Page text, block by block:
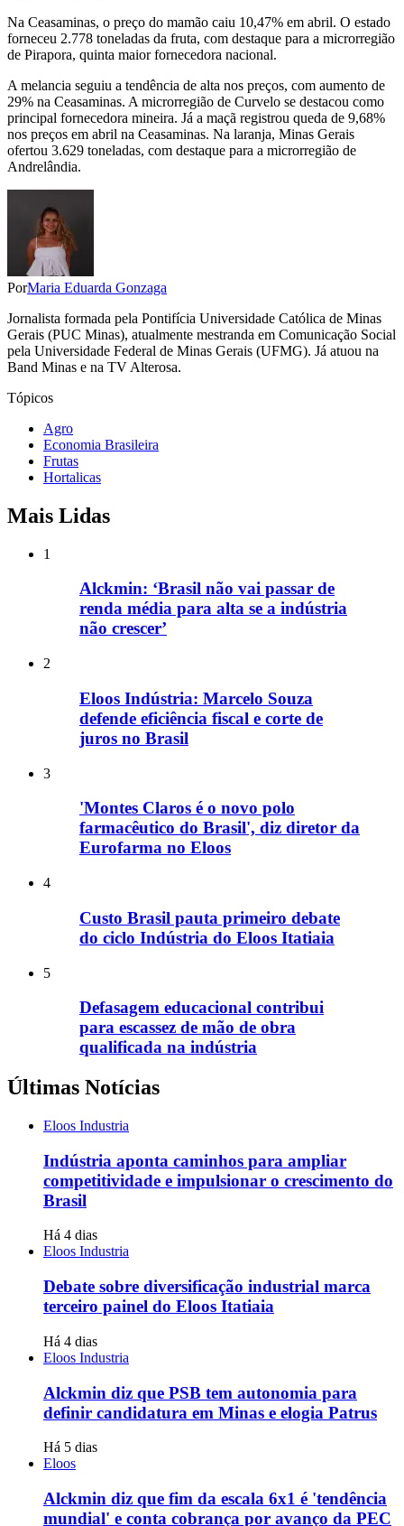
Na Ceasaminas, o preço do mamão caiu 10,47% em abril. O estado
forneceu 2.778 toneladas da fruta, com destaque para a microrregião
de Pirapora, quinta maior fornecedora nacional.
A melancia seguiu a tendência de alta nos preços, com aumento de
29% na Ceasaminas. A microrregião de Curvelo se destacou como
principal fornecedora mineira. Já a maçã registrou queda de 9,68%
nos preços em abril na Ceasaminas. Na laranja, Minas Gerais
ofertou 3.629 toneladas, com destaque para a microrregião de
Andrelândia.
PorMaria Eduarda Gonzaga
Jornalista formada pela Pontifícia Universidade Católica de Minas
Gerais (PUC Minas), atualmente mestranda em Comunicação Social
pela Universidade Federal de Minas Gerais (UFMG). Já atuou na
Band Minas e na TV Alterosa.
Tópicos
Agro
Economia Brasileira
Frutas
Hortalicas
Mais Lidas
1
Alckmin: ‘Brasil não vai passar de
renda média para alta se a indústria
não crescer’
2
Eloos Indústria: Marcelo Souza
defende eficiência fiscal e corte de
juros no Brasil
3
'Montes Claros é o novo polo
farmacêutico do Brasil', diz diretor da
Eurofarma no Eloos
4
Custo Brasil pauta primeiro debate
do ciclo Indústria do Eloos Itatiaia
5
Defasagem educacional contribui
para escassez de mão de obra
qualificada na indústria
Últimas Notícias
Eloos Industria
Indústria aponta caminhos para ampliar
competitividade e impulsionar o crescimento do
Brasil
Há 4 dias
Eloos Industria
Debate sobre diversificação industrial marca
terceiro painel do Eloos Itatiaia
Há 4 dias
Eloos Industria
Alckmin diz que PSB tem autonomia para
definir candidatura em Minas e elogia Patrus
Há 5 dias
Eloos
Alckmin diz que fim da escala 6x1 é 'tendência
mundial' e conta cobrança por avanço da PEC